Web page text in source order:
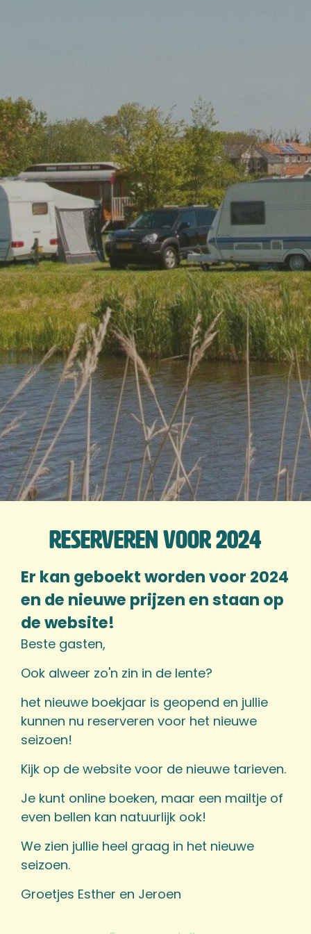
Reserveren voor 2024
Er kan geboekt worden voor 2024
en de nieuwe prijzen en staan op
de website!
Beste gasten,
Ook alweer zo'n zin in de lente?
het nieuwe boekjaar is geopend en jullie
kunnen nu reserveren voor het nieuwe
seizoen!
Kijk op de website voor de nieuwe tarieven.
Je kunt online boeken, maar een mailtje of
even bellen kan natuurlijk ook!
We zien jullie heel graag in het nieuwe
seizoen.
Groetjes Esther en Jeroen